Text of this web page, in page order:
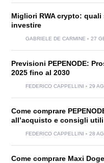
Migliori RWA crypto: quali
investire
GABRIELE DE CARMINE 27
Previsioni PEPENODE:
2025 fino al 2030
FEDERICO CAPPELLINI 29
Come comprare
all’acquisto e consigli utili
FEDERICO CAPPELLINI 28
Come comprare Maxi